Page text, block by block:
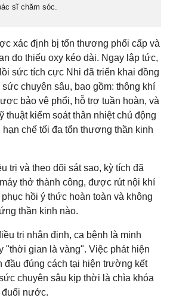
sĩ chăm sóc.
xác định bị tổn thương phổi cấp và
do thiếu oxy kéo dài. Ngay lập tức,
sức tích cực Nhi đã triển khai đồng
chuyên sâu, bao gồm: thông khí
bảo vệ phổi, hỗ trợ tuần hoàn, và
thuật kiểm soát thân nhiệt chủ động
hạn chế tối đa tổn thương thần kinh
trị và theo dõi sát sao, kỳ tích đã
thở thành công, được rút nội khí
hồi ý thức hoàn toàn và không
thần kinh nào.
trị nhận định, ca bệnh là minh
"thời gian là vàng". Việc phát hiện
đầu đúng cách tại hiện trường kết
chuyên sâu kịp thời là chìa khóa
đuối nước.